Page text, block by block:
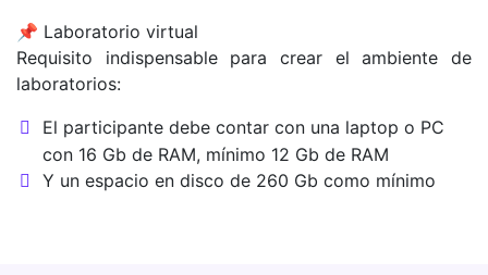
📌 Laboratorio virtual
Requisito indispensable para crear el ambiente de
laboratorios:
El participante debe contar con una laptop o PC
con 16 Gb de RAM, mínimo 12 Gb de RAM
Y un espacio en disco de 260 Gb como mínimo